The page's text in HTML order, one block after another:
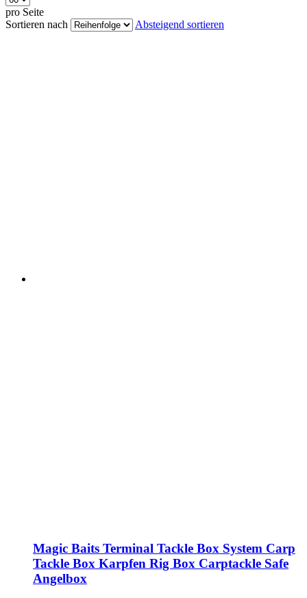
pro Seite
Sortieren nach
Absteigend sortieren
Magic Baits Terminal Tackle Box System Carp
Tackle Box Karpfen Rig Box Carptackle Safe
Angelbox